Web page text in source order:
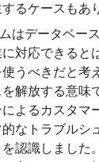
るケースもあ
はデータベー
対応できると
うべきだと考
解放する意味
よるカスタマ
なトラブルシ
認識しました